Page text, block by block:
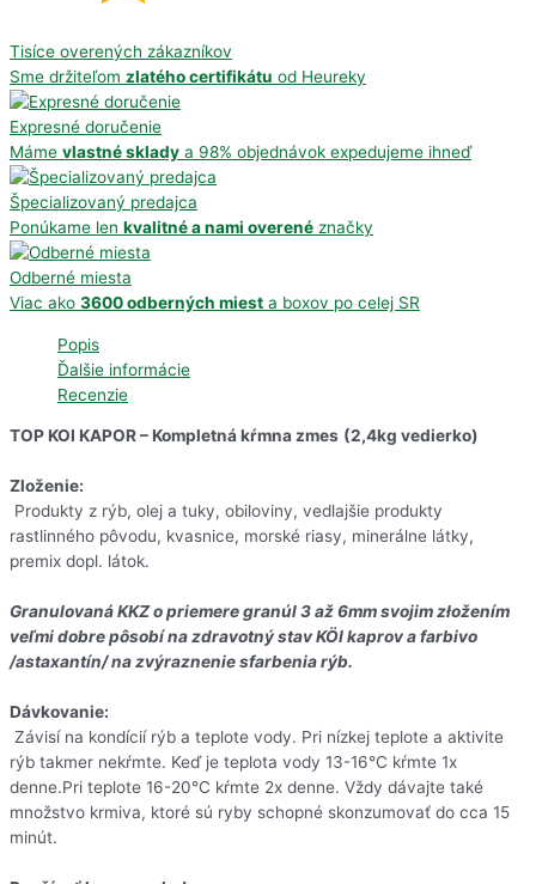
Tisíce overených zákazníkov
Sme držiteľom zlatého certifikátu od Heureky
Expresné doručenie
Máme vlastné sklady a 98% objednávok expedujeme ihneď
Špecializovaný predajca
Ponúkame len kvalitné a nami overené značky
Odberné miesta
Viac ako 3600 odberných miest a boxov po celej SR
Popis
Ďalšie informácie
Recenzie
TOP KOI KAPOR – Kompletná kŕmna zmes (2,4kg vedierko)
Zloženie:
Produkty z rýb, olej a tuky, obiloviny, vedlajšie produkty
rastlinného pôvodu, kvasnice, morské riasy, minerálne látky,
premix dopl. látok.
Granulovaná KKZ o priemere granúl 3 až 6mm svojim złožením
veľmi dobre pôsobí na zdravotný stav KÖI kaprov a farbivo
/astaxantín/ na zvýraznenie sfarbenia rýb.
Dávkovanie:
Závisí na kondícií rýb a teplote vody. Pri nízkej teplote a aktivite
rýb takmer nekŕmte. Keď je teplota vody 13-16°C kŕmte 1x
denne.Pri teplote 16-20°C kŕmte 2x denne. Vždy dávajte také
množstvo krmiva, ktoré sú ryby schopné skonzumovať do cca 15
minút.